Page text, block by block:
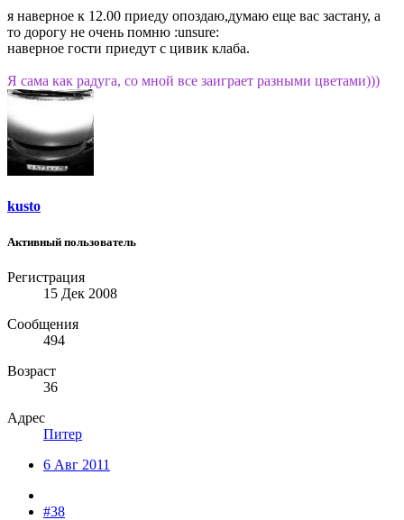
я наверное к 12.00 приеду опоздаю,думаю еще вас застану, а
то дорогу не очень помню :unsure:
наверное гости приедут с цивик клаба.
Я сама как радуга, со мной все заиграет разными цветами)))
kusto
Активный пользователь
Регистрация
15 Дек 2008
Сообщения
494
Возраст
36
Адрес
Питер
6 Авг 2011
#38